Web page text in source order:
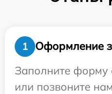
1
Оформление
Заполните форму
или позвоните